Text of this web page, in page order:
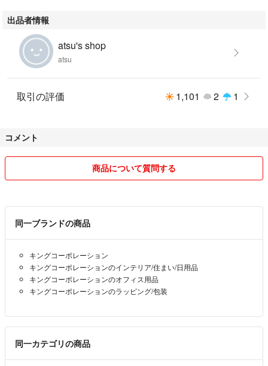
#50枚
出品者情報
atsu's shop
atsu
取引の評価 1,101 2 1
コメント
商品について質問する
同一ブランドの商品
キングコーポレーション
キングコーポレーションのインテリア/住まい/日用品
キングコーポレーションのオフィス用品
キングコーポレーションのラッピング/包装
同一カテゴリの商品